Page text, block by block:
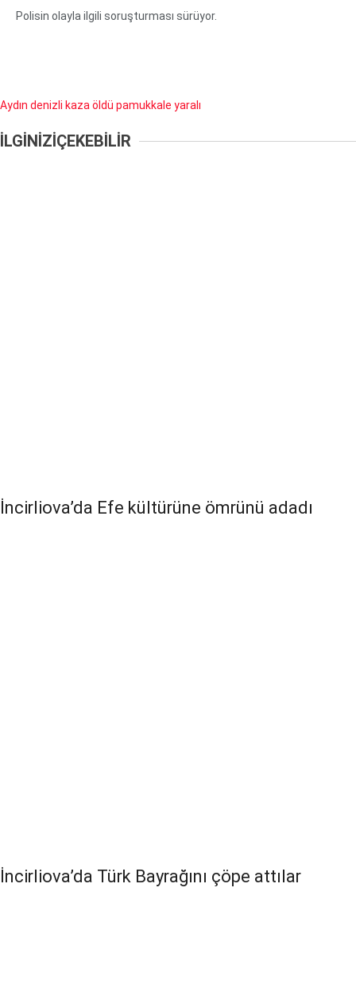
Polisin olayla ilgili soruşturması sürüyor.
Aydın denizli kaza öldü pamukkale yaralı
İLGİNİZİÇEKEBİLİR
İncirliova’da Efe kültürüne ömrünü adadı
İncirliova’da Türk Bayrağını çöpe attılar